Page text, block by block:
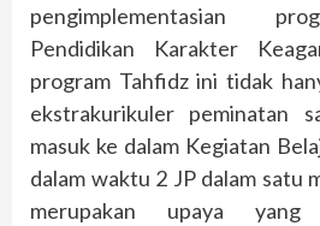
pengimplementasian
Pendidikan Karakter
program Tahfidz ini tidak
ekstrakurikuler peminatan
masuk ke dalam Kegiatan
dalam waktu 2 JP dalam satu
merupakan upaya yang